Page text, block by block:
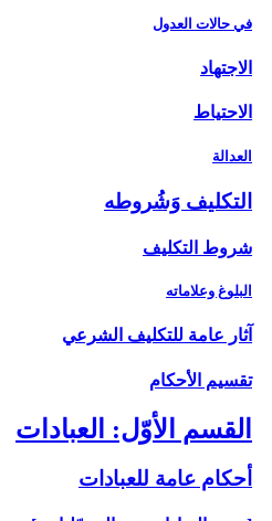
في حالات العدول
الاجتهاد
الاحتياط
العدالة
التكليف وَشُروطه‏
شروط التكليف‏
البلوغ وعلاماته
آثار عامة للتكليف الشرعي‏
تقسيم الأحكام‏
القسم الأوّل: العبادات‏
أحكام عامة للعبادات‏